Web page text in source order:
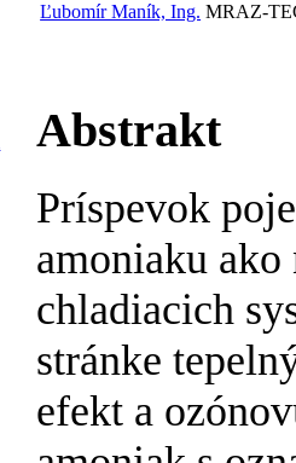
Ľubomír Maník, Ing. MRAZ-
Abstrakt
Príspevok
amoniaku
chladiacich
stránke
efekt a